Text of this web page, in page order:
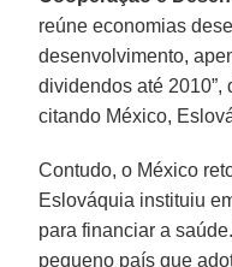
reúne economias
desenvolvimento,
dividendos até 2010”,
citando México,
Contudo, o México
Eslováquia instituiu
para financiar a
pequeno país que